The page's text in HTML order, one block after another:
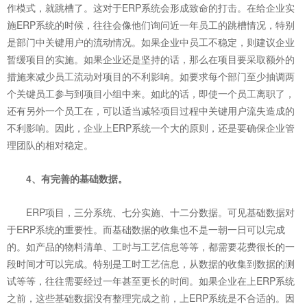
作模式，就跳槽了。这对于ERP系统会形成致命的打击。在给企业实
施ERP系统的时候，往往会像他们询问近一年员工的跳槽情况，特别
是部门中关键用户的流动情况。如果企业中员工不稳定，则建议企业
暂缓项目的实施。如果企业还是坚持的话，那么在项目要采取额外的
措施来减少员工流动对项目的不利影响。如要求每个部门至少抽调两
个关键员工参与到项目小组中来。如此的话，即使一个员工离职了，
还有另外一个员工在，可以适当减轻项目过程中关键用户流失造成的
不利影响。因此，企业上ERP系统一个大的原则，还是要确保企业管
理团队的相对稳定。
4、有完善的基础数据。
ERP项目，三分系统、七分实施、十二分数据。可见基础数据对
于ERP系统的重要性。而基础数据的收集也不是一朝一日可以完成
的。如产品的物料清单、工时与工艺信息等等，都需要花费很长的一
段时间才可以完成。特别是工时工艺信息，从数据的收集到数据的测
试等等，往往需要经过一年甚至更长的时间。如果企业在上ERP系统
之前，这些基础数据没有整理完成之前，上ERP系统是不合适的。因